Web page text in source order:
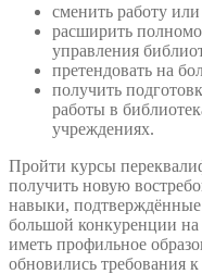
сменить работу
расширить
управления
претендовать на
получить
работы в
учреждениях.
Пройти курсы
получить новую
навыки,
большой конкуренции на
иметь профильное
обновились требования